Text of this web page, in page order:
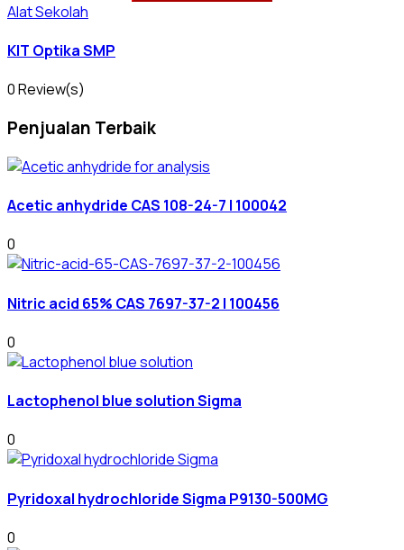
Alat Sekolah
KIT Optika SMP
0 Review(s)
Penjualan Terbaik
Acetic anhydride CAS 108-24-7 | 100042
0
Nitric acid 65% CAS 7697-37-2 | 100456
0
Lactophenol blue solution Sigma
0
Pyridoxal hydrochloride Sigma P9130-500MG
0